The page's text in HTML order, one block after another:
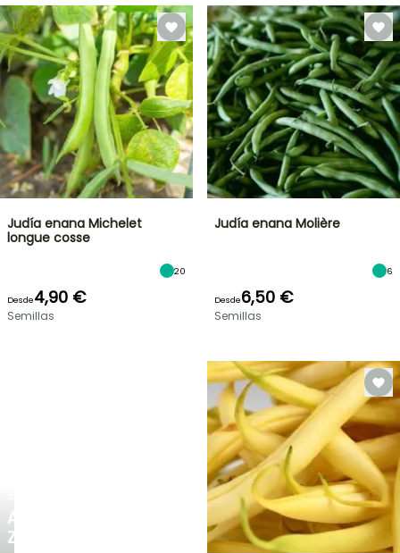
AGAPANTHUS
ZAMBEZI
Judía enana Michelet
longue cosse
20
Desde4,90 €
Semillas
Judía enana Molière
6
Desde6,50 €
Semillas